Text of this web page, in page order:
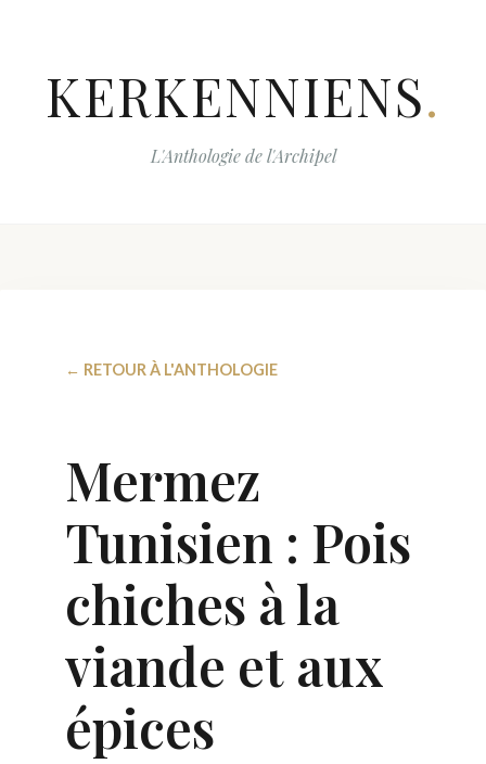
KERKENNIENS.
L'Anthologie de l'Archipel
← RETOUR À L'ANTHOLOGIE
Mermez
Tunisien : Pois
chiches à la
viande et aux
épices